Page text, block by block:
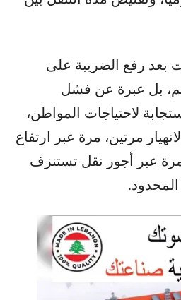
بعد رفع الضريبة على
بل عبرة عن فشل
لاحتياجات المواطن،
مرتين، مرة عبر ارتفاع
عبر أجور نقل تستنزف